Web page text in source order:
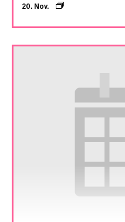
20. Nov.